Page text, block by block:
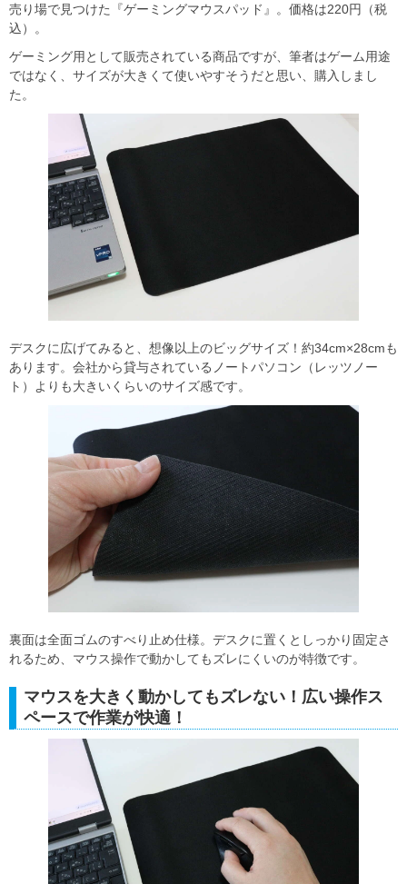
売り場で見つけた『ゲーミングマウスパッド』。価格は220円（税
込）。
ゲーミング用として販売されている商品ですが、筆者はゲーム用途
ではなく、サイズが大きくて使いやすそうだと思い、購入しまし
た。
デスクに広げてみると、想像以上のビッグサイズ！約34cm×28cmも
あります。会社から貸与されているノートパソコン（レッツノー
ト）よりも大きいくらいのサイズ感です。
裏面は全面ゴムのすべり止め仕様。デスクに置くとしっかり固定さ
れるため、マウス操作で動かしてもズレにくいのが特徴です。
マウスを大きく動かしてもズレない！広い操作ス
ペースで作業が快適！